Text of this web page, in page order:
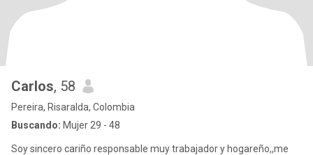
Carlos, 58
Pereira, Risaralda, Colombia
Buscando: Mujer 29 - 48
Soy sincero cariño responsable muy trabajador y hogareño,,me